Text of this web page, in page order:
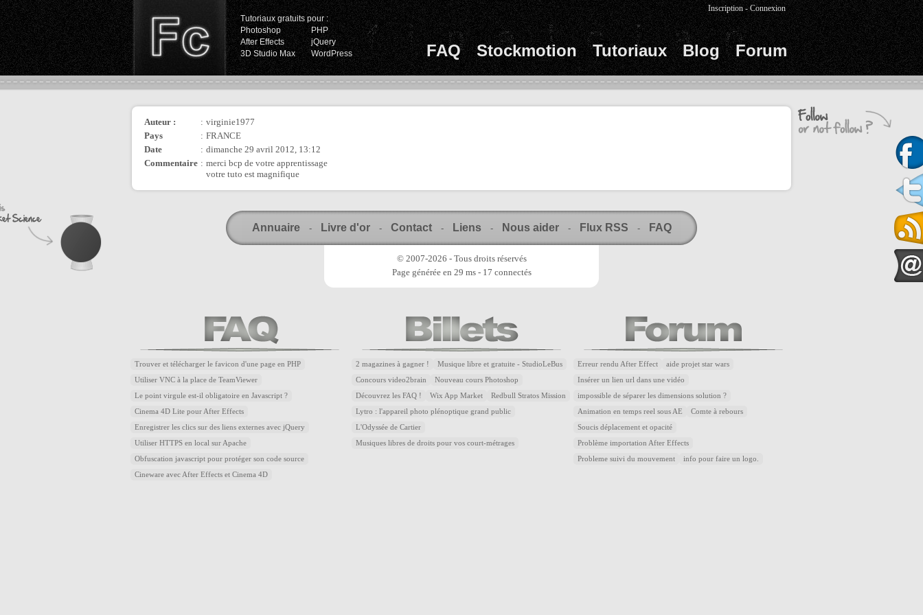
Tutoriaux gratuits pour :
Photoshop
PHP
After Effects
jQuery
3D Studio Max
WordPress FAQ Stockmotion Tutoriaux Blog Forum
Inscription -Connexion
Auteur : : virginie1977
Pays
: FRANCE
Date
: dimanche 29 avril 2012, 13:12
Commentaire : merci bcp de votre apprentissage
votre tuto est magnifique
Annuaire - Livre d'or - Contact - Liens - Nous aider - Flux RSS - FAQ
© 2007-2026 - Tous droits réservés
Page générée en 29 ms - 17 connectés
Trouver et télécharger le favicon d'une page en PHP
Utiliser VNC à la place de TeamViewer
Le point virgule est-il obligatoire en Javascript ?
Cinema 4D Lite pour After Effects
Enregistrer les clics sur des liens externes avec jQuery
Utiliser HTTPS en local sur Apache
Obfuscation javascript pour protéger son code source
Cineware avec After Effects et Cinema 4D
2 magazines à gagner ! Musique libre et gratuite - StudioLeBus
Concours video2brain Nouveau cours Photoshop
Découvrez les FAQ ! Wix App Market Redbull Stratos Mission
Lytro : l'appareil photo plénoptique grand public
L'Odyssée de Cartier
Musiques libres de droits pour vos court-métrages
Erreur rendu After Effect aide projet star wars
Insérer un lien url dans une vidéo
impossible de séparer les dimensions solution ?
Animation en temps reel sous AE Comte à rebours
Soucis déplacement et opacité
Problème importation After Effects
Probleme suivi du mouvement info pour faire un logo.